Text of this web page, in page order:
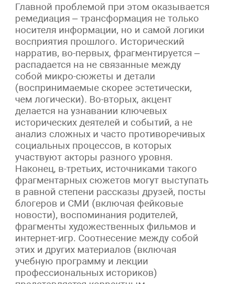
Главной проблемой при этом оказывается
ремедиация – трансформация не только
носителя информации, но и самой логики
восприятия прошлого. Исторический
нарратив, во-первых, фрагментируется –
распадается на не связанные между
собой микро-сюжеты и детали
(воспринимаемые скорее эстетически,
чем логически). Во-вторых, акцент
делается на узнавании ключевых
исторических деятелей и событий, а не
анализ сложных и часто противоречивых
социальных процессов, в которых
участвуют акторы разного уровня.
Наконец, в-третьих, источниками такого
фрагментарных сюжетов могут выступать
в равной степени рассказы друзей, посты
блогеров и СМИ (включая фейковые
новости), воспоминания родителей,
фрагменты художественных фильмов и
интернет-игр. Соотнесение между собой
этих и других материалов (включая
учебную программу и лекции
профессиональных историков)